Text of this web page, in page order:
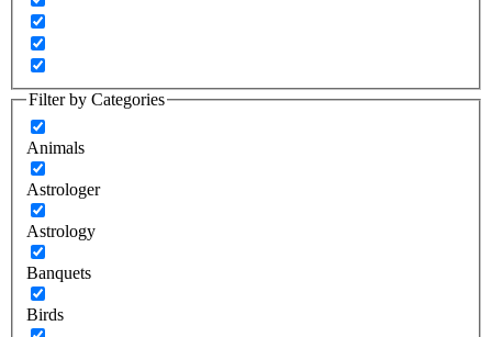
Filter by Categories
Animals
Astrologer
Astrology
Banquets
Birds